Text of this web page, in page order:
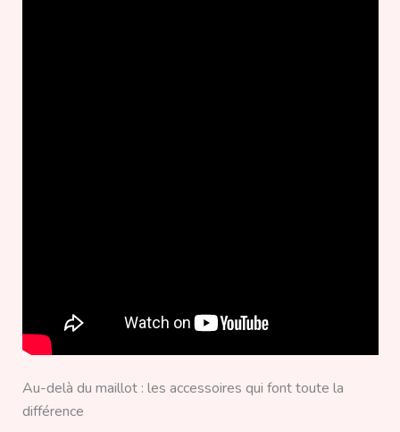
Au-delà du maillot : les accessoires qui font toute la
différence